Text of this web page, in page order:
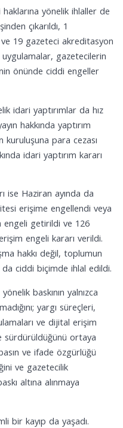
yönelik ihlaller de
çıkarıldı, 1
19 gazeteci akreditasyon
uygulamalar, gazetecilerin
önünde ciddi engeller
idari yaptırımlar da hız
hakkında yaptırım
kuruluşuna para cezası
idari yaptırım kararı
ise Haziran ayında da
erişime engellendi veya
engeli getirildi ve 126
engeli kararı verildi.
hakkı değil, toplumun
ciddi biçimde ihlal edildi.
baskının yalnızca
yargı süreçleri,
ve dijital erişim
sürdürüldüğünü ortaya
ve ifade özgürlüğü
ve gazetecilik
altına alınmaya
bir kayıp da yaşadı.